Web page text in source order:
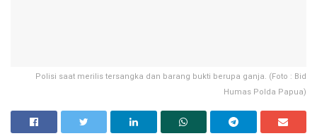
Polisi saat merilis tersangka dan barang bukti berupa ganja. (Foto : Bid
Humas Polda Papua)